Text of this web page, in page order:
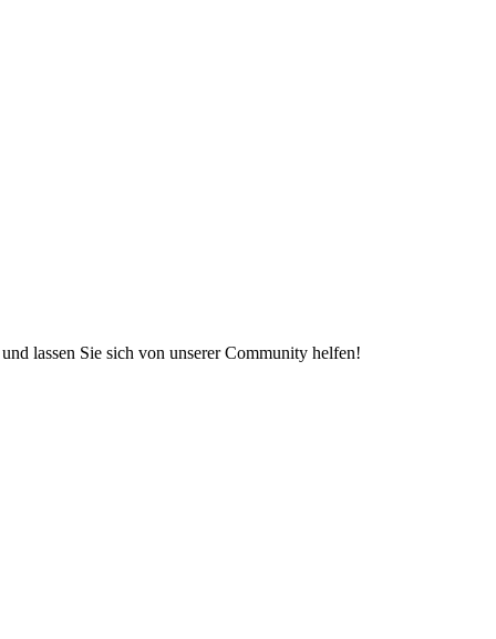
lassen Sie sich von unserer Community helfen!